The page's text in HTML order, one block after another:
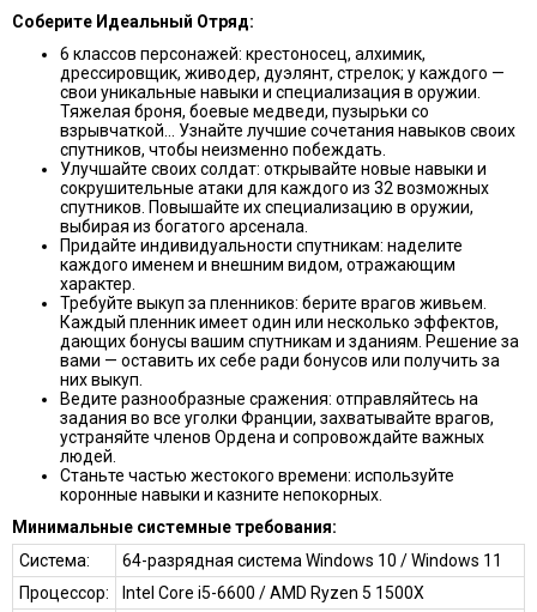
Соберите Идеальный Отряд:
6 классов персонажей: крестоносец, алхимик,
дрессировщик, живодер, дуэлянт, стрелок; у каждого —
свои уникальные навыки и специализация в оружии.
Тяжелая броня, боевые медведи, пузырьки со
взрывчаткой... Узнайте лучшие сочетания навыков своих
спутников, чтобы неизменно побеждать.
Улучшайте своих солдат: открывайте новые навыки и
сокрушительные атаки для каждого из 32 возможных
спутников. Повышайте их специализацию в оружии,
выбирая из богатого арсенала.
Придайте индивидуальности спутникам: наделите
каждого именем и внешним видом, отражающим
характер.
Требуйте выкуп за пленников: берите врагов живьем.
Каждый пленник имеет один или несколько эффектов,
дающих бонусы вашим спутникам и зданиям. Решение за
вами — оставить их себе ради бонусов или получить за
них выкуп.
Ведите разнообразные сражения: отправляйтесь на
задания во все уголки Франции, захватывайте врагов,
устраняйте членов Ордена и сопровождайте важных
людей.
Станьте частью жестокого времени: используйте
коронные навыки и казните непокорных.
Минимальные системные требования:
Система:
64-разрядная система Windows 10 / Windows 11
Процессор:
Intel Core i5-6600 / AMD Ryzen 5 1500X